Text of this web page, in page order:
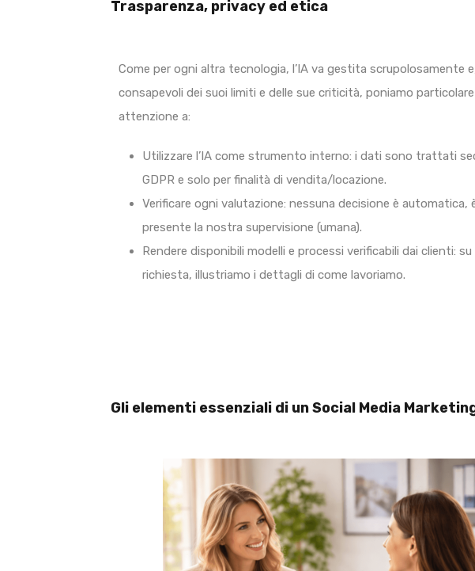
Trasparenza, privacy ed etica
Come per ogni altra tecnologia, l’IA va gestita scrupolosamente
consapevoli dei suoi limiti e delle sue criticità, poniamo particolare
attenzione a:
Utilizzare l’IA come strumento interno: i dati sono trattati
GDPR e solo per finalità di vendita/locazione.
Verificare ogni valutazione: nessuna decisione è automatica,
presente la nostra supervisione (umana).
Rendere disponibili modelli e processi verificabili dai clienti: su
richiesta, illustriamo i dettagli di come lavoriamo.
Gli elementi essenziali di un Social Media